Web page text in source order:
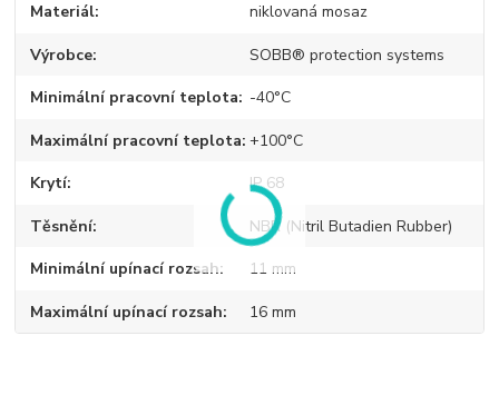
Materiál niklovaná mosaz
Výrobce SOBB® protection systems
Minimální pracovní teplota -40°C
Maximální pracovní teplota +100°C
Krytí IP 68
Těsnění NBR (Nitril Butadien Rubber)
Minimální upínací rozsah 11 mm
Maximální upínací rozsah 16 mm